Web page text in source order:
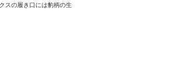
スの履き口には豹柄の生